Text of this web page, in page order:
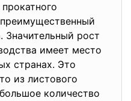
Значительный рост
имеет место
странах. Это
из листового
количество